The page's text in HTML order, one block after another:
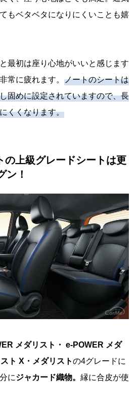
もベタベタになりにくいことも嬉
最初は座り心地がいいと感じます
常に疲れます。 ノートのシートは
固めに設定されていますので、長
くくなります。
の上級グレードシートは更
ン！
メダリスト・ e-POWER メダ
ト X・メダリストの4グレードに
にジャカード織物。 縁に合皮が使